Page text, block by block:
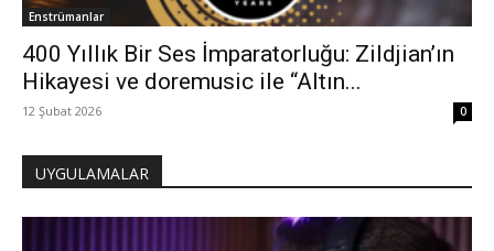
Enstrümanlar
400 Yıllık Bir Ses İmparatorluğu: Zildjian’ın
Hikayesi ve doremusic ile “Altın...
12 Şubat 2026 0
UYGULAMALAR